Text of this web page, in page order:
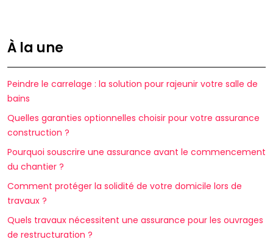
À la une
Peindre le carrelage : la solution pour rajeunir votre salle de
bains
Quelles garanties optionnelles choisir pour votre assurance
construction ?
Pourquoi souscrire une assurance avant le commencement
du chantier ?
Comment protéger la solidité de votre domicile lors de
travaux ?
Quels travaux nécessitent une assurance pour les ouvrages
de restructuration ?